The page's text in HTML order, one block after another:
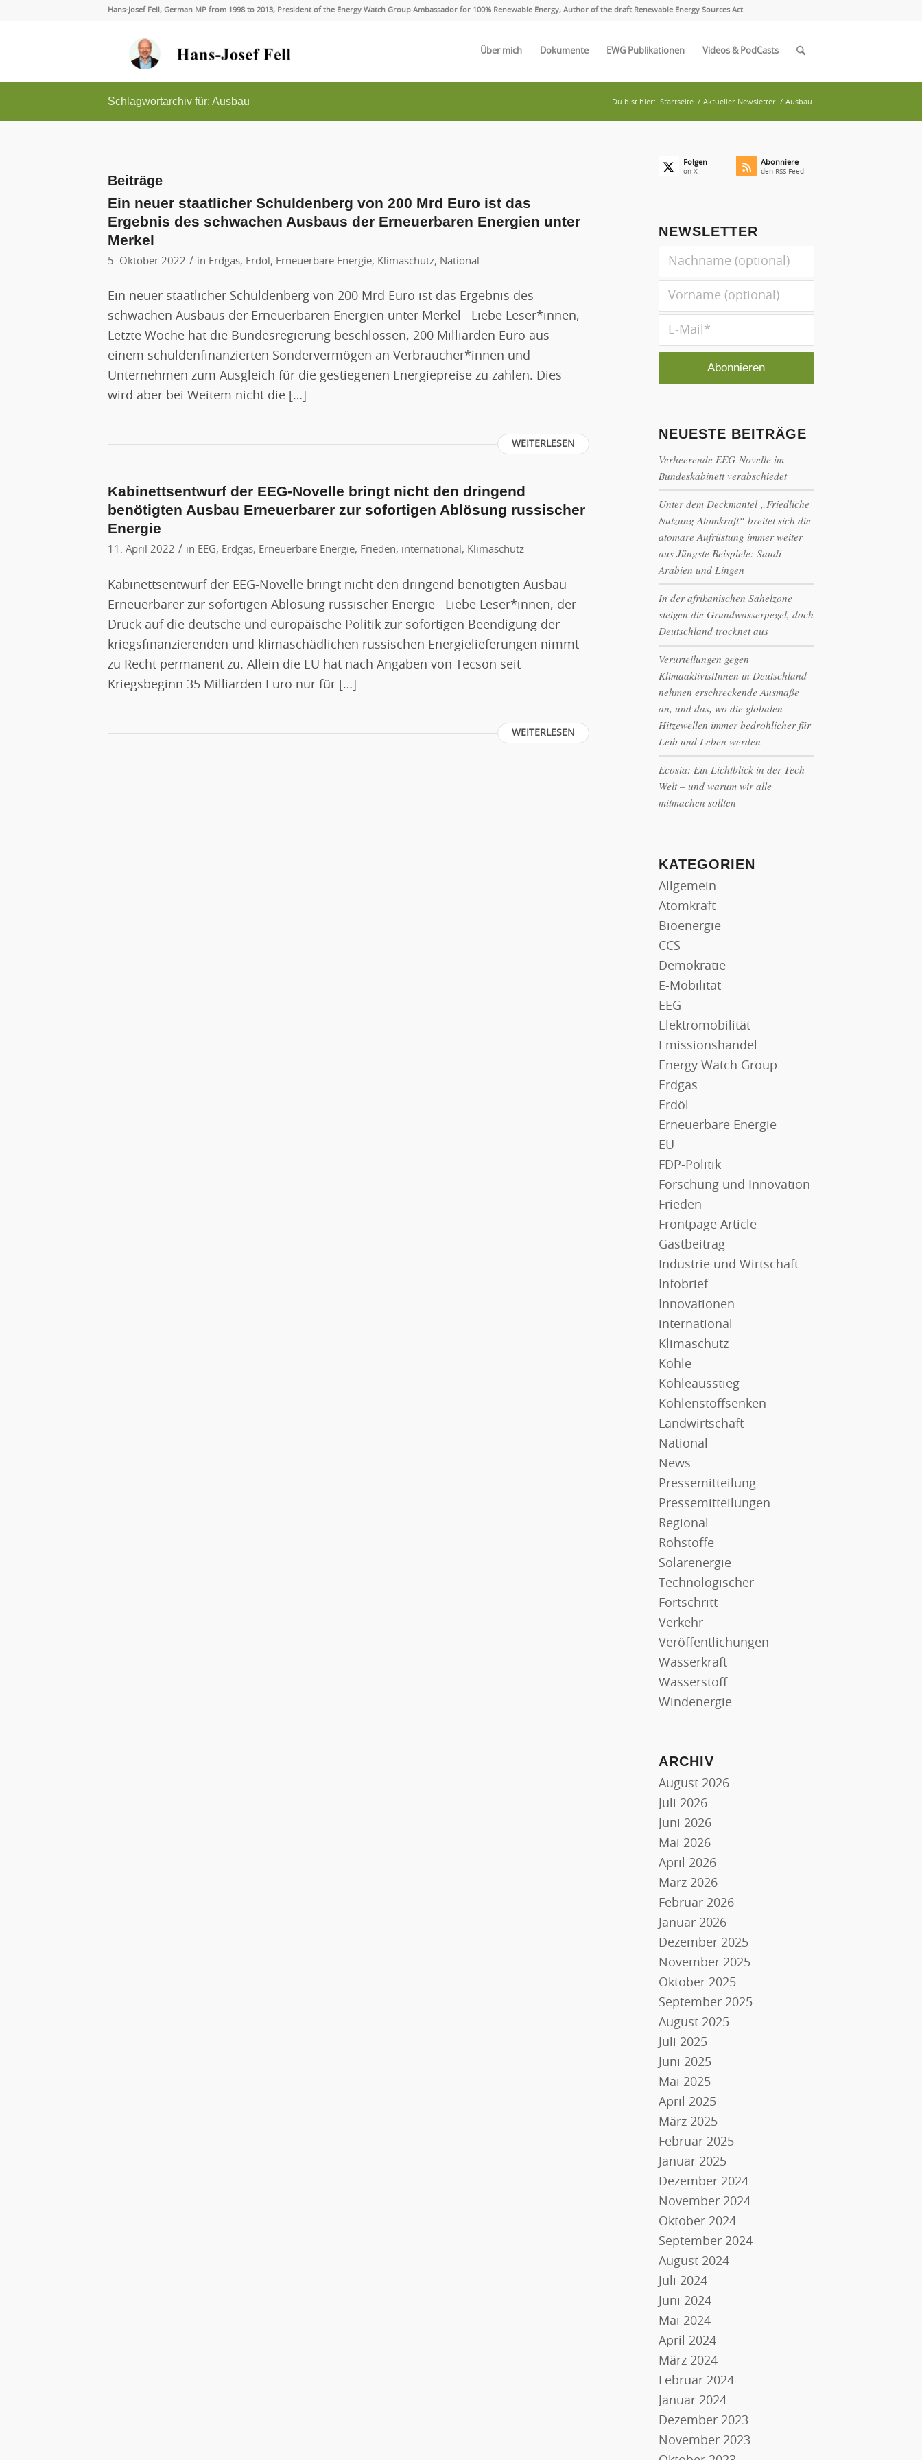
Hans-Josef Fell, German MP from 1998 to 2013, President of the Energy Watch Group Ambassador for 100% Renewable Energy, Author of the draft Renewable Energy Sources Act
Über mich Dokumente EWG Publikationen Videos & PodCasts
Schlagwortarchiv für: Ausbau Du bist hier: Startseite / Aktueller Newsletter / Ausbau
Beiträge
Ein neuer staatlicher Schuldenberg von 200 Mrd Euro ist das
Ergebnis des schwachen Ausbaus der Erneuerbaren Energien unter
Merkel
5. Oktober 2022 / in Erdgas, Erdöl , Erneuerbare Energie, Klimaschutz, National
Ein neuer staatlicher Schuldenberg von 200 Mrd Euro ist das Ergebnis des
schwachen Ausbaus der Erneuerbaren Energien unter Merkel Liebe Leser*innen,
Letzte Woche hat die Bundesregierung beschlossen, 200 Milliarden Euro aus
einem schuldenfinanzierten Sondervermögen an Verbraucher*innen und
Unternehmen zum Ausgleich für die gestiegenen Energiepreise zu zahlen. Dies
wird aber bei Weitem nicht die […]
WEITERLESEN
Kabinettsentwurf der EEG-Novelle bringt nicht den dringend
benötigten Ausbau Erneuerbarer zur sofortigen Ablösung russischer
Energie
11. April 2022 / in EEG, Erdgas, Erneuerbare Energie, Frieden, international , Klimaschutz
Kabinettsentwurf der EEG-Novelle bringt nicht den dringend benötigten Ausbau
Erneuerbarer zur sofortigen Ablösung russischer Energie Liebe Leser*innen, der
Druck auf die deutsche und europäische Politik zur sofortigen Beendigung der
kriegsfinanzierenden und klimaschädlichen russischen Energielieferungen nimmt
zu Recht permanent zu. Allein die EU hat nach Angaben von Tecson seit
Kriegsbeginn 35 Milliarden Euro nur für […]
WEITERLESEN
Folgen
on X
Abonniere
den RSS Feed
NEWSLETTER
NEUESTE BEITRÄGE
Verheerende EEG-Novelle im
Bundeskabinett verabschiedet
Unter dem Deckmantel „Friedliche
Nutzung Atomkraft“ breitet sich die
atomare Aufrüstung immer weiter
aus Jüngste Beispiele: Saudi-
Arabien und Lingen
In der afrikanischen Sahelzone
steigen die Grundwasserpegel, doch
Deutschland trocknet aus
Verurteilungen gegen
KlimaaktivistInnen in Deutschland
nehmen erschreckende Ausmaße
an, und das, wo die globalen
Hitzewellen immer bedrohlicher für
Leib und Leben werden
Ecosia: Ein Lichtblick in der Tech-
Welt – und warum wir alle
mitmachen sollten
KATEGORIEN
Allgemein
Atomkraft
Bioenergie
CCS
Demokratie
E-Mobilität
EEG
Elektromobilität
Emissionshandel
Energy Watch Group
Erdgas
Erdöl
Erneuerbare Energie
EU
FDP-Politik
Forschung und Innovation
Frieden
Frontpage Article
Gastbeitrag
Industrie und Wirtschaft
Infobrief
Innovationen
international
Klimaschutz
Kohle
Kohleausstieg
Kohlenstoffsenken
Landwirtschaft
National
News
Pressemitteilung
Pressemitteilungen
Regional
Rohstoffe
Solarenergie
Technologischer
Fortschritt
Verkehr
Veröffentlichungen
Wasserkraft
Wasserstoff
Windenergie
ARCHIV
August 2026
Juli 2026
Juni 2026
Mai 2026
April 2026
März 2026
Februar 2026
Januar 2026
Dezember 2025
November 2025
Oktober 2025
September 2025
August 2025
Juli 2025
Juni 2025
Mai 2025
April 2025
März 2025
Februar 2025
Januar 2025
Dezember 2024
November 2024
Oktober 2024
September 2024
August 2024
Juli 2024
Juni 2024
Mai 2024
April 2024
März 2024
Februar 2024
Januar 2024
Dezember 2023
November 2023